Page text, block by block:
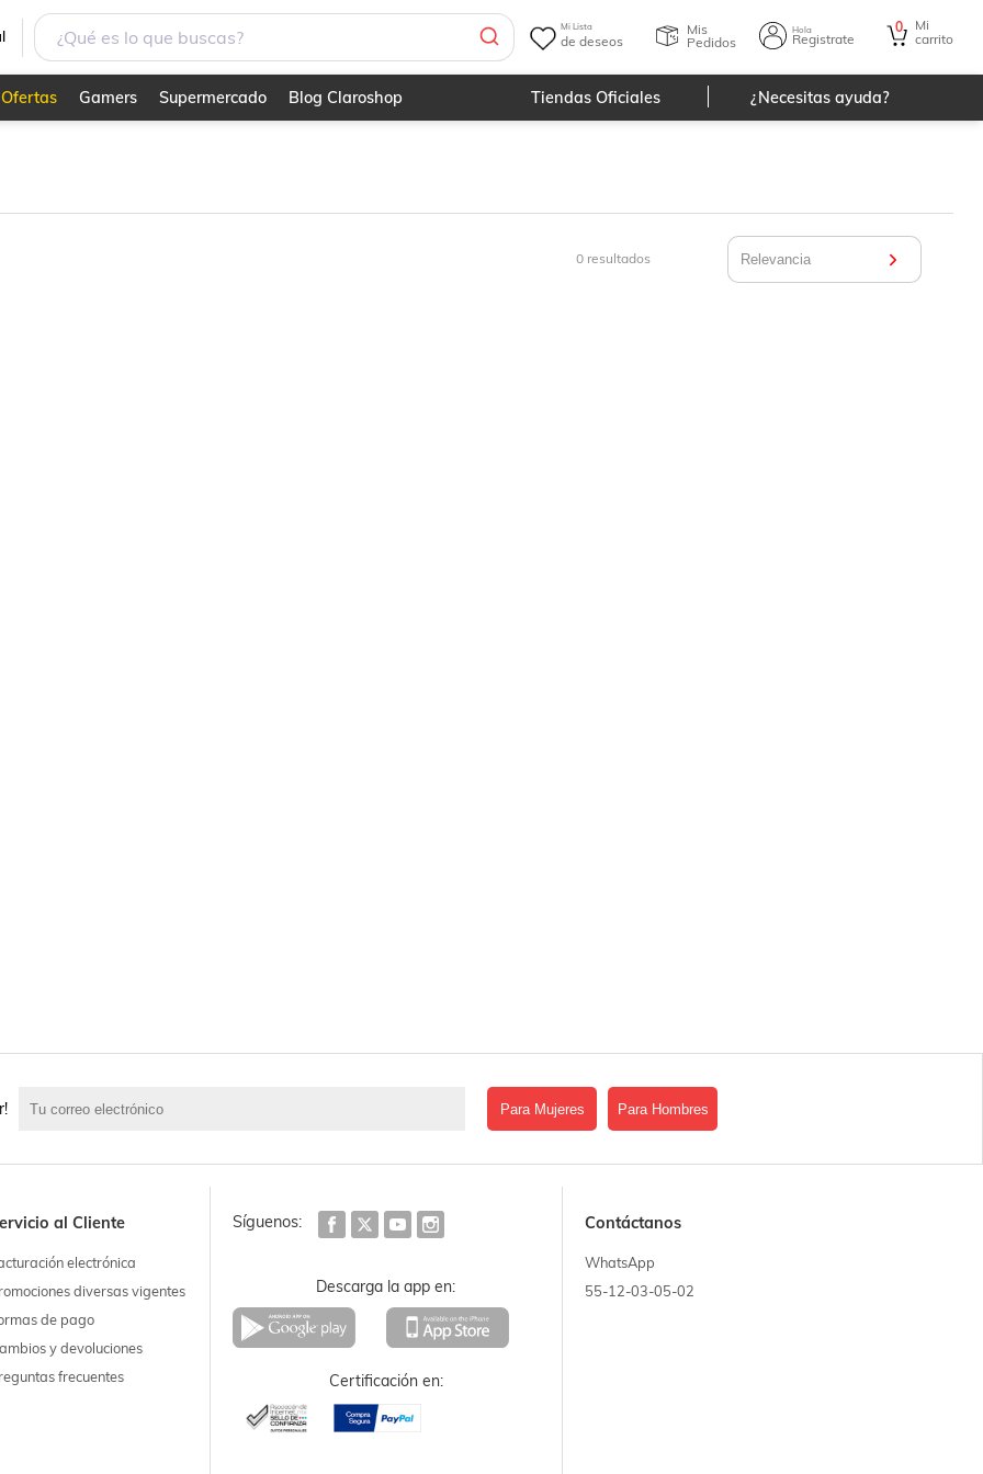
Mi Lista
de deseos
Mis
Pedidos
Hola
Registrate
0
Mi
carrito
Ofertas Gamers Supermercado Blog Claroshop Tiendas Oficiales ¿Necesitas ayuda?
0resultados
Para Mujeres Para Hombres
al Cliente
electrónica
diversas vigentes
de pago
y devoluciones
frecuentes
Síguenos:
Descarga la app en:
Certificación en:
Contáctanos
WhatsApp
55-12-03-05-02